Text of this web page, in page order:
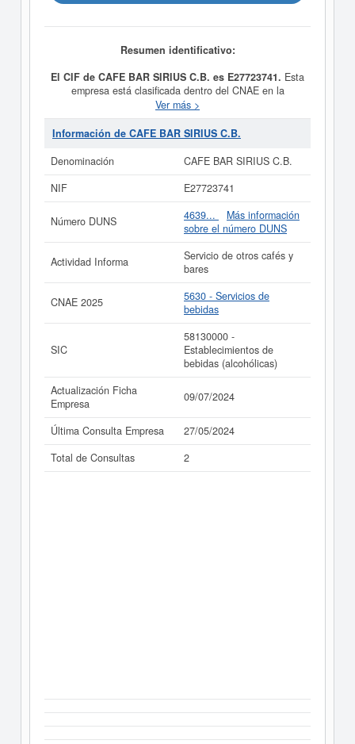
Resumen identificativo:
El CIF de CAFE BAR SIRIUS C.B. es E27723741. Esta
empresa está clasificada dentro del CNAE en la
categoría 5630 - Servicios de bebidas.
SIRIUS C.B.se encuentra dentro de la clasificación SIC
con el número 58130000. Se ha consultado esta ficha
producido el 27/05/2024. Aquí mismo puede informarse
Si está interesado en conocer más datos de la empresa
acceder inmediatamente
a este Informe ampliado
de CAFE BAR SIRIUS C.B. y
consultar los resultados de sus años de actividad, así
como los balances y cuentas de resultados disponibles.
La última actualización del informe de empresa se ha
realizado el 09/07/2024.
Ver más >
Información de CAFE BAR SIRIUS C.B.
Denominación
CAFE BAR SIRIUS C.B.
NIF
E27723741
Número DUNS 4639...
Más información
sobre el número DUNS
Actividad Informa
Servicio de otros cafés y
bares
CNAE 2025
5630 - Servicios de
bebidas
SIC
58130000 -
Establecimientos de
bebidas (alcohólicas)
Actualización Ficha
Empresa
09/07/2024
Última Consulta Empresa
27/05/2024
Total de Consultas
2